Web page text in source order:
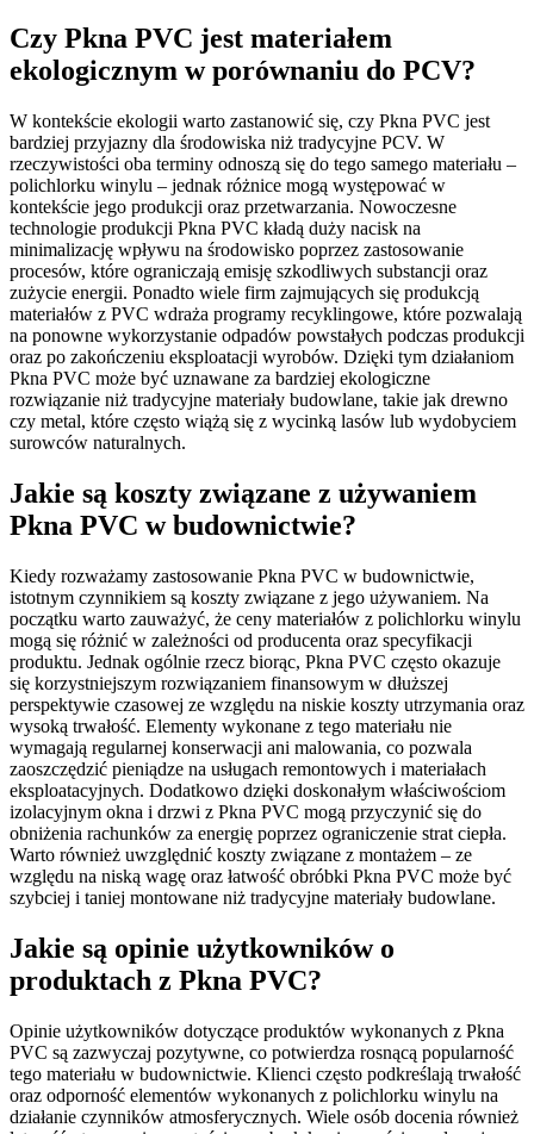
Czy Pkna PVC jest materiałem
ekologicznym w porównaniu do PCV?
W kontekście ekologii warto zastanowić się, czy Pkna PVC jest
bardziej przyjazny dla środowiska niż tradycyjne PCV. W
rzeczywistości oba terminy odnoszą się do tego samego materiału –
polichlorku winylu – jednak różnice mogą występować w
kontekście jego produkcji oraz przetwarzania. Nowoczesne
technologie produkcji Pkna PVC kładą duży nacisk na
minimalizację wpływu na środowisko poprzez zastosowanie
procesów, które ograniczają emisję szkodliwych substancji oraz
zużycie energii. Ponadto wiele firm zajmujących się produkcją
materiałów z PVC wdraża programy recyklingowe, które pozwalają
na ponowne wykorzystanie odpadów powstałych podczas produkcji
oraz po zakończeniu eksploatacji wyrobów. Dzięki tym działaniom
Pkna PVC może być uznawane za bardziej ekologiczne
rozwiązanie niż tradycyjne materiały budowlane, takie jak drewno
czy metal, które często wiążą się z wycinką lasów lub wydobyciem
surowców naturalnych.
Jakie są koszty związane z używaniem
Pkna PVC w budownictwie?
Kiedy rozważamy zastosowanie Pkna PVC w budownictwie,
istotnym czynnikiem są koszty związane z jego używaniem. Na
początku warto zauważyć, że ceny materiałów z polichlorku winylu
mogą się różnić w zależności od producenta oraz specyfikacji
produktu. Jednak ogólnie rzecz biorąc, Pkna PVC często okazuje
się korzystniejszym rozwiązaniem finansowym w dłuższej
perspektywie czasowej ze względu na niskie koszty utrzymania oraz
wysoką trwałość. Elementy wykonane z tego materiału nie
wymagają regularnej konserwacji ani malowania, co pozwala
zaoszczędzić pieniądze na usługach remontowych i materiałach
eksploatacyjnych. Dodatkowo dzięki doskonałym właściwościom
izolacyjnym okna i drzwi z Pkna PVC mogą przyczynić się do
obniżenia rachunków za energię poprzez ograniczenie strat ciepła.
Warto również uwzględnić koszty związane z montażem – ze
względu na niską wagę oraz łatwość obróbki Pkna PVC może być
szybciej i taniej montowane niż tradycyjne materiały budowlane.
Jakie są opinie użytkowników o
produktach z Pkna PVC?
Opinie użytkowników dotyczące produktów wykonanych z Pkna
PVC są zazwyczaj pozytywne, co potwierdza rosnącą popularność
tego materiału w budownictwie. Klienci często podkreślają trwałość
oraz odporność elementów wykonanych z polichlorku winylu na
działanie czynników atmosferycznych. Wiele osób docenia również